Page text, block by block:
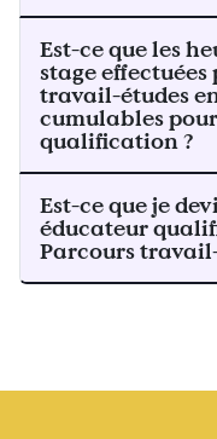
Est-ce que les
stage
travail-études
cumulables
qualification ?
Est-ce que je
éducateur
Parcours